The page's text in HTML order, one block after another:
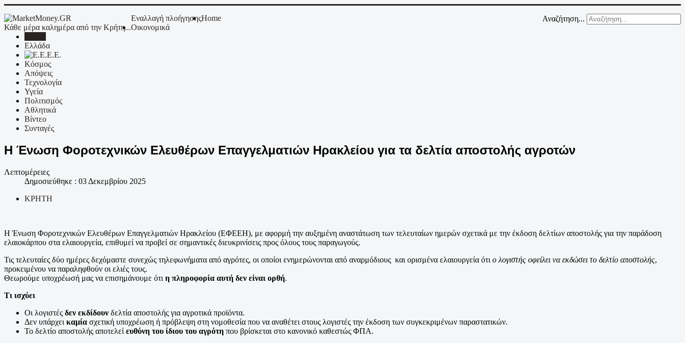
Κάθε μέρα καλημέρα από την Κρήτη...
Αναζήτηση...
Εναλλαγή πλοήγησηςHome
Οικονομικά
Ελλάδα
Ε.Ε.
Κόσμος
Απόψεις
Τεχνολογία
Υγεία
Πολιτισμός
Αθλητικά
Βίντεο
Συνταγές
Η Ένωση Φοροτεχνικών Ελευθέρων Επαγγελματιών Ηρακλείου για τα δελτία αποστολής αγροτών
Λεπτομέρειες
Δημοσιεύθηκε : 03 Δεκεμβρίου 2025
ΚΡΗΤΗ
Η Ένωση Φοροτεχνικών Ελευθέρων Επαγγελματιών Ηρακλείου (ΕΦΕΕΗ), με αφορμή την αυξημένη αναστάτωση των τελευταίων ημερών σχετικά με την έκδοση δελτίων αποστολής για την παράδοση
ελαιοκάρπου στα ελαιουργεία, επιθυμεί να προβεί σε σημαντικές διευκρινίσεις προς όλους τους παραγωγούς.
Τις τελευταίες δύο ημέρες δεχόμαστε συνεχώς τηλεφωνήματα από αγρότες, οι οποίοι ενημερώνονται από αναρμόδιους και ορισμένα ελαιουργεία ότι ο λογιστής οφείλει να εκδώσει το δελτίο αποστολής,
προκειμένου να παραληφθούν οι ελιές τους.
Θεωρούμε υποχρέωσή μας να επισημάνουμε ότι η πληροφορία αυτή δεν είναι ορθή.
Τι ισχύει
Οι λογιστές δεν εκδίδουν δελτία αποστολής για αγροτικά προϊόντα.
Δεν υπάρχει καμία σχετική υποχρέωση ή πρόβλεψη στη νομοθεσία που να αναθέτει στους λογιστές την έκδοση των συγκεκριμένων παραστατικών.
Το δελτίο αποστολής αποτελεί ευθύνη του ίδιου του αγρότη που βρίσκεται στο κανονικό καθεστώς ΦΠΑ.